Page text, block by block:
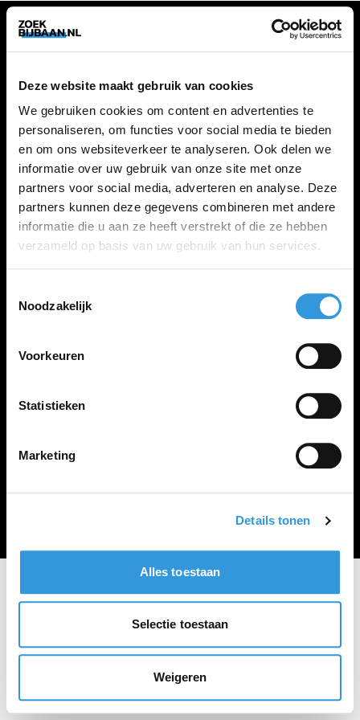
Deze website maakt gebruik van cookies
We gebruiken cookies om content en advertenties te
personaliseren, om functies voor social media te bieden
en om ons websiteverkeer te analyseren. Ook delen we
informatie over uw gebruik van onze site met onze
partners voor social media, adverteren en analyse. Deze
partners kunnen deze gegevens combineren met andere
informatie die u aan ze heeft verstrekt of die ze hebben
verzameld op basis van uw gebruik van hun services.
Noodzakelijk
Voorkeuren
Statistieken
Marketing
Details tonen
Alles toestaan
Selectie toestaan
Weigeren
ZOEKBIJBAAN
FAQ
Kennis maken met MELON
VACATURES
Alle vacatures